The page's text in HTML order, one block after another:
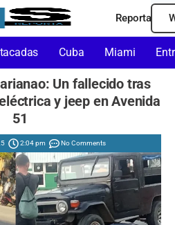
Reporta
Cuba Miami
Un fallecido tras
y jeep en Avenida
51
2:04 pm No Comments